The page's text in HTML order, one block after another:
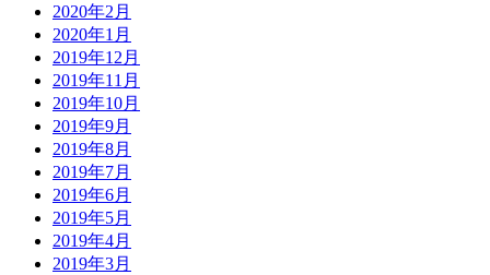
2020年2月
2020年1月
2019年12月
2019年11月
2019年10月
2019年9月
2019年8月
2019年7月
2019年6月
2019年5月
2019年4月
2019年3月